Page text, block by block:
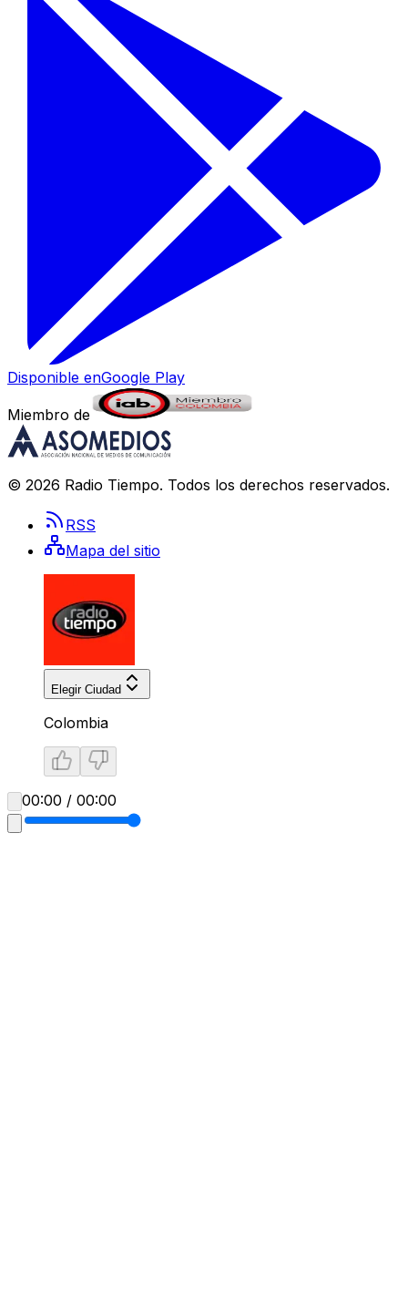
Disponible enGoogle Play
Miembro de
© 2026 Radio Tiempo. Todos los derechos reservados.
RSS
Mapa del sitio
Elegir Ciudad
Colombia
00:00 / 00:00